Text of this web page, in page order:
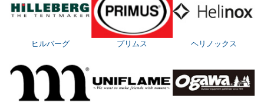
ヒルバーグ プリムス ヘリノックス